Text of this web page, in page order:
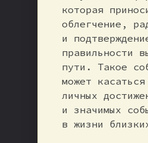
которая
облегчение,
и
правильности
пути. Такое
может
личных
и значимых
в жизни